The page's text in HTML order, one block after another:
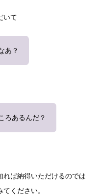
いて
あ？
ろあるんだ？
れば納得いただけるのでは
ください。